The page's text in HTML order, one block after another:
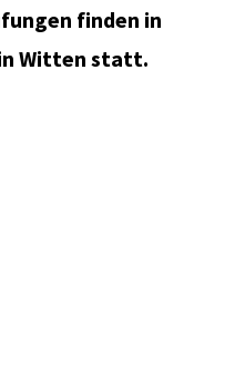
finden in
Witten statt.